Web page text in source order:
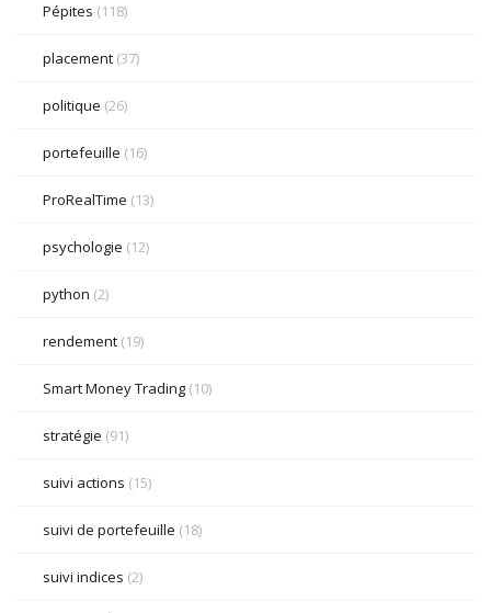
Pépites (118)
placement (37)
politique (26)
portefeuille (16)
ProRealTime (13)
psychologie (12)
python (2)
rendement (19)
Smart Money Trading (10)
stratégie (91)
suivi actions (15)
suivi de portefeuille (18)
suivi indices (2)